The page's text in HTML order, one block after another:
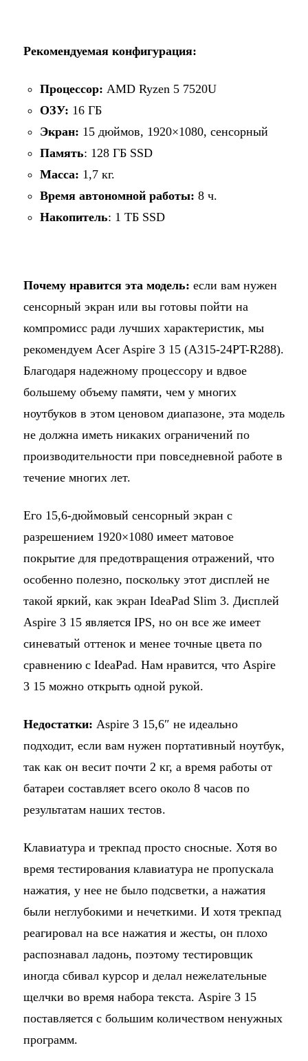
Рекомендуемая конфигурация:
Процессор: AMD Ryzen 5 7520U
ОЗУ: 16 ГБ
Экран: 15 дюймов, 1920×1080, сенсорный
Память: 128 ГБ SSD
Масса: 1,7 кг.
Время автономной работы: 8 ч.
Накопитель: 1 ТБ SSD
Почему нравится эта модель: если вам нужен
сенсорный экран или вы готовы пойти на
компромисс ради лучших характеристик, мы
рекомендуем Acer Aspire 3 15 (A315-24PT-R288).
Благодаря надежному процессору и вдвое
большему объему памяти, чем у многих
ноутбуков в этом ценовом диапазоне, эта модель
не должна иметь никаких ограничений по
производительности при повседневной работе в
течение многих лет.
Его 15,6-дюймовый сенсорный экран с
разрешением 1920×1080 имеет матовое
покрытие для предотвращения отражений, что
особенно полезно, поскольку этот дисплей не
такой яркий, как экран IdeaPad Slim 3. Дисплей
Aspire 3 15 является IPS, но он все же имеет
синеватый оттенок и менее точные цвета по
сравнению с IdeaPad. Нам нравится, что Aspire
3 15 можно открыть одной рукой.
Недостатки: Aspire 3 15,6″ не идеально
подходит, если вам нужен портативный ноутбук,
так как он весит почти 2 кг, а время работы от
батареи составляет всего около 8 часов по
результатам наших тестов.
Клавиатура и трекпад просто сносные. Хотя во
время тестирования клавиатура не пропускала
нажатия, у нее не было подсветки, а нажатия
были неглубокими и нечеткими. И хотя трекпад
реагировал на все нажатия и жесты, он плохо
распознавал ладонь, поэтому тестировщик
иногда сбивал курсор и делал нежелательные
щелчки во время набора текста. Aspire 3 15
поставляется с большим количеством ненужных
программ.